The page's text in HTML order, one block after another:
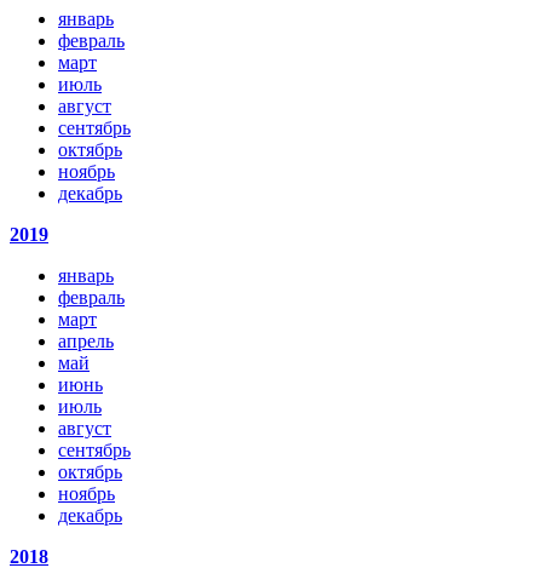
январь
февраль
март
июль
август
сентябрь
октябрь
ноябрь
декабрь
2019
январь
февраль
март
апрель
май
июнь
июль
август
сентябрь
октябрь
ноябрь
декабрь
2018